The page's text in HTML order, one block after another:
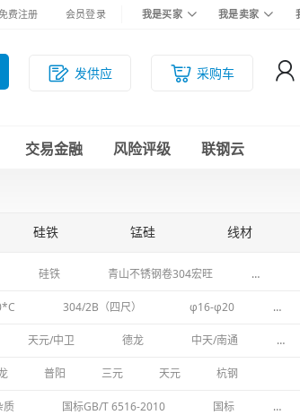
费注册 会员登录 我是买家 我是卖家
发供应 采购车
交易金融 风险评级 联钢云
硅铁 锰硅 线材
盘螺 镀锌管
硅铁 青山不锈钢卷304宏旺
304/2B（四尺） φ16-φ20
天元/中卫 德龙 中天/南通
普阳 三元 天元 杭钢
质 国标GB/T 6516-2010 国标